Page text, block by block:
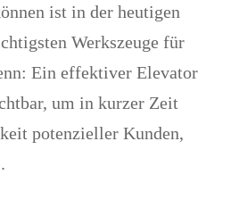
ist in der heutigen
Werkszeuge für
Ein effektiver Elevator
um in kurzer Zeit
potenzieller Kunden,